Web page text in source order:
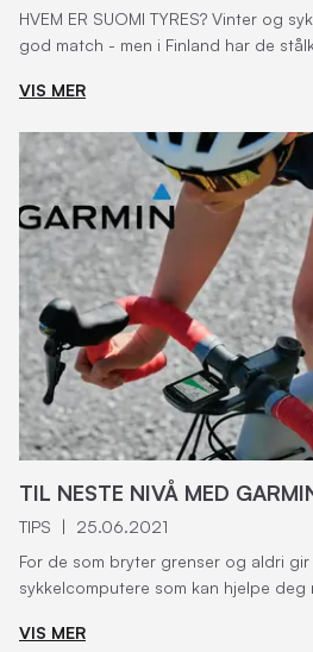
HVEM ER SUOMI TYRES? Vinter og
god match - men i Finland har de
VIS MER
TIL NESTE NIVÅ MED
TIPS |
25.06.2021
For de som bryter grenser og aldri gir
sykkelcomputere som kan hjelpe deg
VIS MER